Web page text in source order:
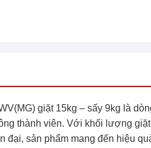
giặt 15kg – sấy 9kg là
thành viên. Với khối lượng
đại, sản phẩm mang đến hiệu